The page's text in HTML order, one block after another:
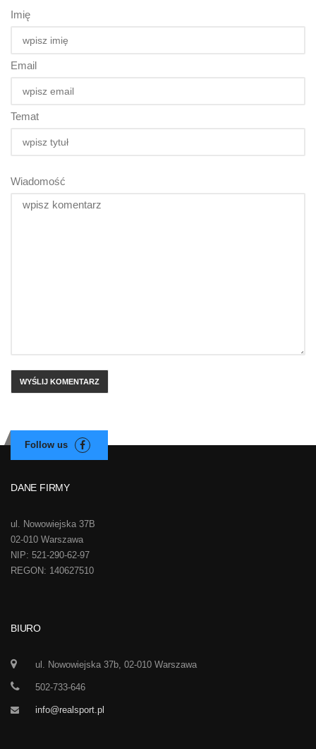
Imię
Email
Temat
Wiadomość
DANE FIRMY
ul. Nowowiejska 37B
02-010 Warszawa
NIP: 521-290-62-97
REGON: 140627510
BIURO
ul. Nowowiejska 37b, 02-010 Warszawa
502-733-646
info@realsport.pl